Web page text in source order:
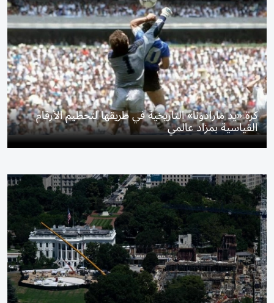
كرة «يد مارادونا» التاريخية في طريقها لتحطيم الأرقام
القياسية بمزاد عالمي